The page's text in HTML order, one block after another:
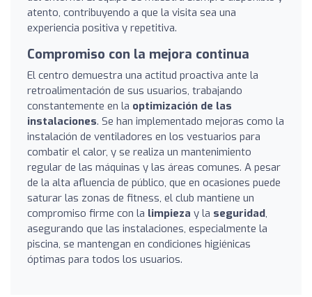
atento, contribuyendo a que la visita sea una
experiencia positiva y repetitiva.
Compromiso con la mejora continua
El centro demuestra una actitud proactiva ante la
retroalimentación de sus usuarios, trabajando
constantemente en la optimización de las
instalaciones. Se han implementado mejoras como la
instalación de ventiladores en los vestuarios para
combatir el calor, y se realiza un mantenimiento
regular de las máquinas y las áreas comunes. A pesar
de la alta afluencia de público, que en ocasiones puede
saturar las zonas de fitness, el club mantiene un
compromiso firme con la limpieza y la seguridad,
asegurando que las instalaciones, especialmente la
piscina, se mantengan en condiciones higiénicas
óptimas para todos los usuarios.